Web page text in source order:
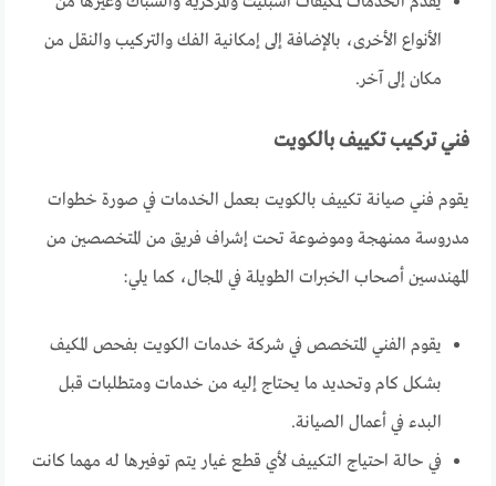
الأنواع الأخرى، بالإضافة إلى إمكانية الفك والتركيب والنقل من
مكان إلى آخر.
فني تركيب تكييف بالكويت
يقوم فني صيانة تكييف بالكويت بعمل الخدمات في صورة خطوات
مدروسة ممنهجة وموضوعة تحت إشراف فريق من المتخصصين من
المهندسين أصحاب الخبرات الطويلة في المجال، كما يلي:
يقوم الفني المتخصص في شركة خدمات الكويت بفحص المكيف
بشكل كام وتحديد ما يحتاج إليه من خدمات ومتطلبات قبل
البدء في أعمال الصيانة.
في حالة احتياج التكييف لأي قطع غيار يتم توفيرها له مهما كانت